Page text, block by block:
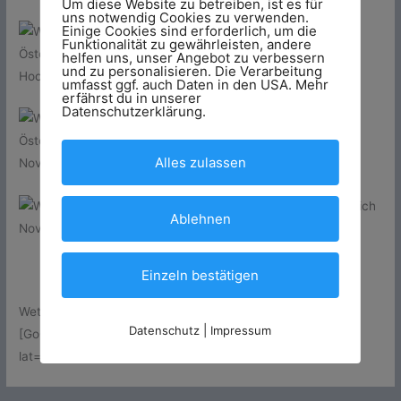
Hochjoch, Seebliga, Quelle:www.webcams.travel
Nova, Valisera Hüsli, Quelle:www.webcams.travel
Nova, Garfrescha, Quelle:www.webcams.travel
Wetter
[GoGadgetWeather layout=’large‘ language=’de‘ scale=’1.9′
lat=’57.0205452′ lon=’9.974037′]
Um diese Website zu betreiben, ist es für
uns notwendig Cookies zu verwenden.
Einige Cookies sind erforderlich, um die
Funktionalität zu gewährleisten, andere
helfen uns, unser Angebot zu verbessern
und zu personalisieren. Die Verarbeitung
umfasst ggf. auch Daten in den USA. Mehr
erfährst du in unserer
Datenschutzerklärung.
Alles zulassen
Ablehnen
Einzeln bestätigen
Datenschutz Impressum